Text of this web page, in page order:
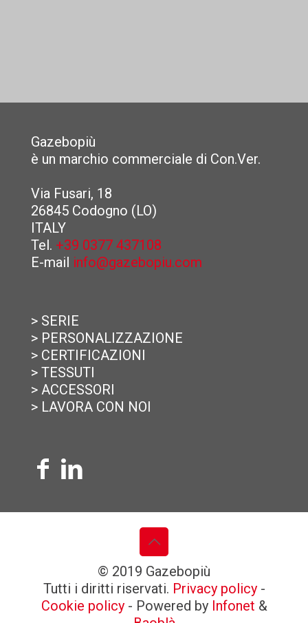
Gazebopiù
è un marchio commerciale di Con.Ver.
Via Fusari, 18
26845 Codogno (LO)
ITALY
Tel. +39 0377 437108
E-mail info@gazebopiu.com
> SERIE
> PERSONALIZZAZIONE
> CERTIFICAZIONI
> TESSUTI
> ACCESSORI
> LAVORA CON NOI
© 2019 Gazebopiù
Tutti i diritti riservati. Privacy policy-
Cookie policy- Powered by Infonet &